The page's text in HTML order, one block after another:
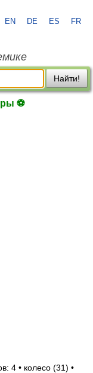
EN DE ES FR
Найти!
⚽
4 • колесо (31) •